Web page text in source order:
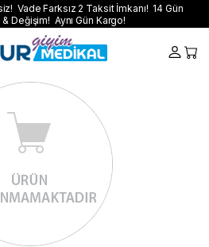
Vade Farksız 2 Taksit İmkanı! 14 Gün
Değişim! Aynı Gün Kargo!